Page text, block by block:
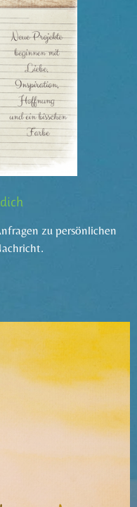
zu persönlichen